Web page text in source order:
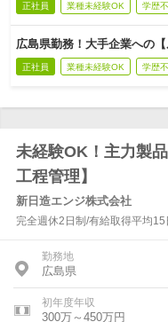
正社員 業種未経験OK 学歴
広島県勤務！大手企業への
正社員 業種未経験OK 学歴
未経験OK！主力製
工程管理】
新日造エンジ株式会社
完全週休2日制/有給取得平均15
勤務地
広島県
初年度年収
300万～450万円